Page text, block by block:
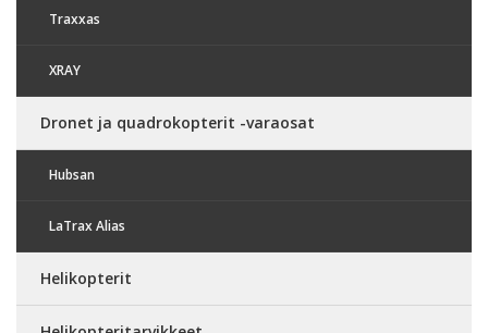
Traxxas
XRAY
Dronet ja quadrokopterit -varaosat
Hubsan
LaTrax Alias
Helikopterit